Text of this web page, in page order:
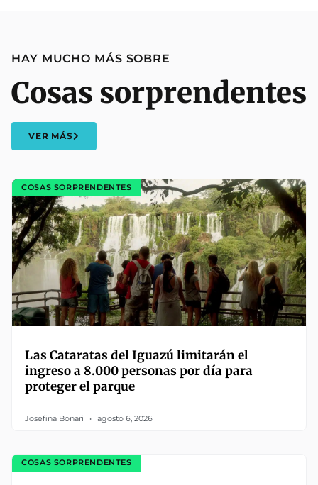
HAY MUCHO MÁS SOBRE
Cosas sorprendentes
VER MÁS
COSAS SORPRENDENTES
Las Cataratas del Iguazú limitarán el
ingreso a 8.000 personas por día para
proteger el parque
Josefina Bonari agosto 6, 2026
COSAS SORPRENDENTES